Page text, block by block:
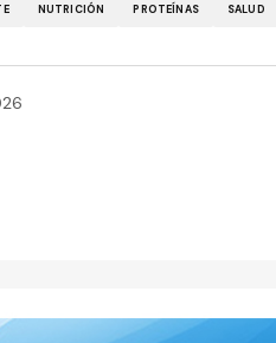
NUTRICIÓN PROTEÍNAS SALUD